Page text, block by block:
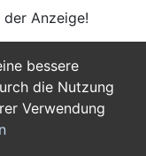
bessere
die Nutzung
Verwendung
Anzeige!